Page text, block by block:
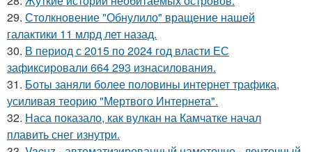
29. Столкновение "Обнулило" вращение нашей
галактики 11 млрд лет назад.
30. В период с 2015 по 2024 год власти ЕС
зафиксировали 664 293 изнасилования.
31. Боты заняли более половины интернет трафика,
усиливая теорию "Мертвого Интернета".
32. Наса показало, как вулкан на Камчатке начал
плавить снег изнутри.